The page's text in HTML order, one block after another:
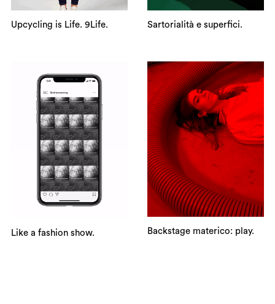
Upcycling is Life. 9Life. Sartorialità e superfici.
Like a fashion show. Backstage materico: play.